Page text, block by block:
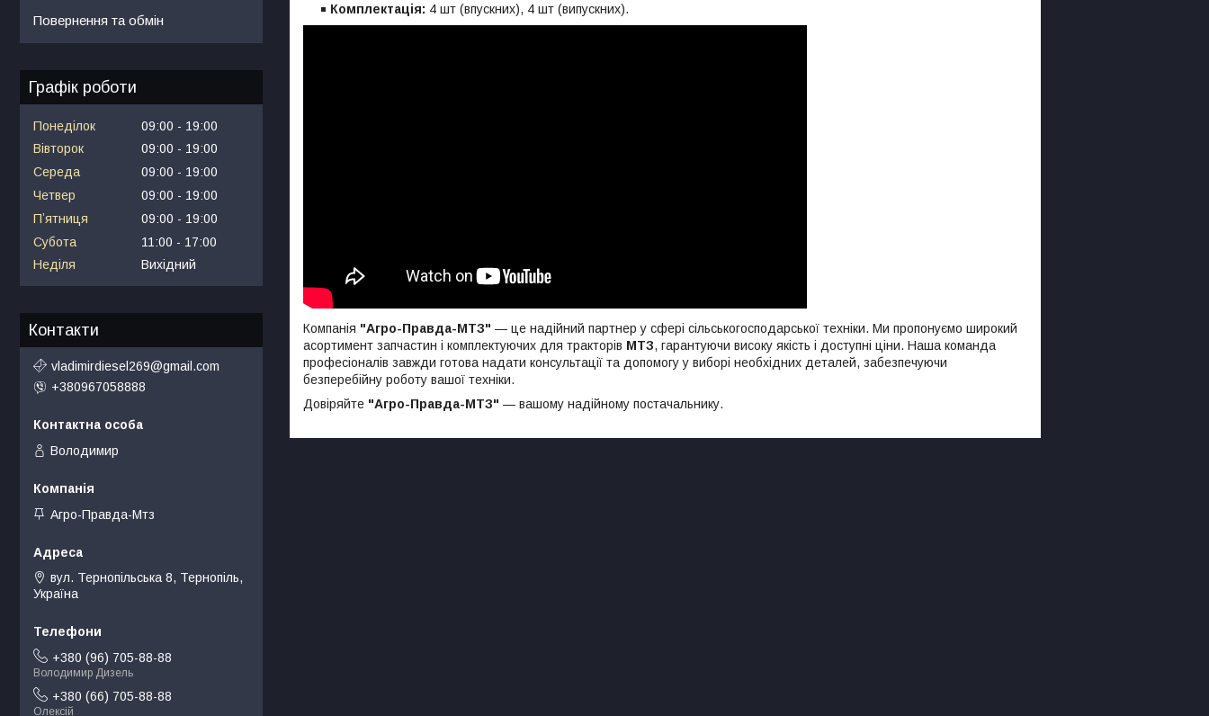
Комплектація: 4 шт (впускних), 4 шт (випускних).
Компанія "Агро-Правда-МТЗ" — це надійний партнер у сфері сільськогосподарської техніки. Ми пропонуємо широкий
асортимент запчастин і комплектуючих для тракторів МТЗ, гарантуючи високу якість і доступні ціни. Наша команда
професіоналів завжди готова надати консультації та допомогу у виборі необхідних деталей, забезпечуючи
безперебійну роботу вашої техніки.
Довіряйте "Агро-Правда-МТЗ" — вашому надійному постачальнику.
Повернення та обмін
Графік роботи
Понеділок 09:00
19:00
Вівторок
09:00
19:00
Середа
09:00
19:00
Четвер
09:00
19:00
Пʼятниця
09:00
19:00
Субота
11:00
17:00
Неділя
Вихідний
Контакти
vladimirdiesel269@gmail.com
+380967058888
Володимир
Агро-Правда-Мтз
вул. Тернопільська 8, Тернопіль,
Україна
+380 (96) 705-88-88
Володимир Дизель
+380 (66) 705-88-88
Олексій